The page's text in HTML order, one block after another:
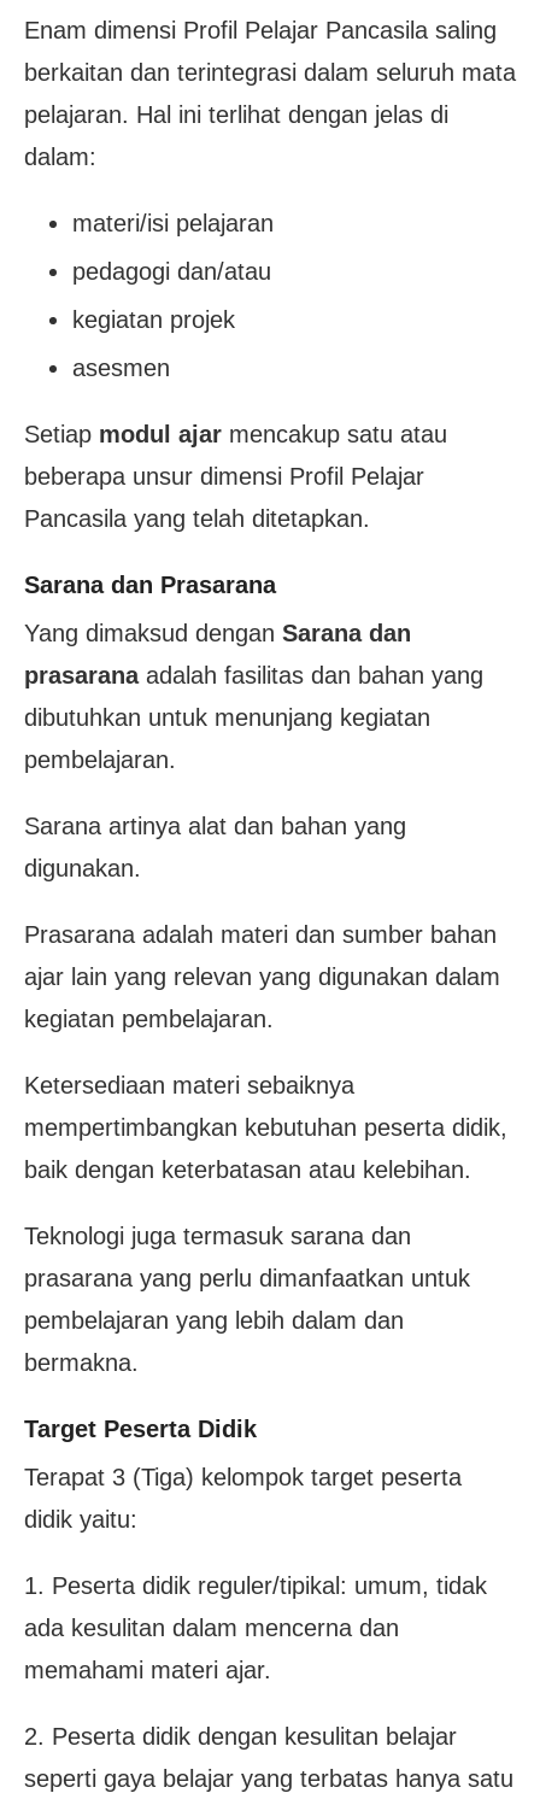
Enam dimensi Profil Pelajar Pancasila saling
berkaitan dan terintegrasi dalam seluruh mata
pelajaran. Hal ini terlihat dengan jelas di
dalam:
materi/isi pelajaran
pedagogi dan/atau
kegiatan projek
asesmen
Setiap modul ajar mencakup satu atau
beberapa unsur dimensi Profil Pelajar
Pancasila yang telah ditetapkan.
Sarana dan Prasarana
Yang dimaksud dengan Sarana dan
prasaranaadalah fasilitas dan bahan yang
dibutuhkan untuk menunjang kegiatan
pembelajaran.
Sarana artinya alat dan bahan yang
digunakan.
Prasarana adalah materi dan sumber bahan
ajar lain yang relevan yang digunakan dalam
kegiatan pembelajaran.
Ketersediaan materi sebaiknya
mempertimbangkan kebutuhan peserta didik,
baik dengan keterbatasan atau kelebihan.
Teknologi juga termasuk sarana dan
prasarana yang perlu dimanfaatkan untuk
pembelajaran yang lebih dalam dan
bermakna.
Target Peserta Didik
Terapat 3 (Tiga) kelompok target peserta
didik yaitu:
1. Peserta didik reguler/tipikal: umum, tidak
ada kesulitan dalam mencerna dan
memahami materi ajar.
2. Peserta didik dengan kesulitan belajar
seperti gaya belajar yang terbatas hanya satu